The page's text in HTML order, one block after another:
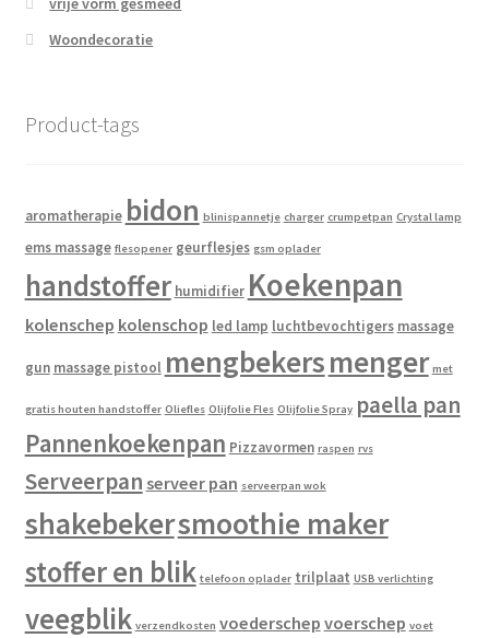
Woondecoratie
Product-tags
aromatherapie bidon blinispannetje charger crumpetpan Crystal lamp
ems massage flesopener geurflesjes gsm oplader
handstoffer humidifier Koekenpan
kolenschep kolenschop led lamp luchtbevochtigers massage
gun massage pistool mengbekersmenger met
gratis houten handstoffer Oliefles Olijfolie Fles Olijfolie Spray paella pan
Pannenkoekenpan Pizzavormen raspen rvs
Serveerpan serveer pan serveerpan wok
shakebekersmoothie maker
stoffer en blik telefoon oplader trilplaat USB verlichting
veegblik verzendkosten voederschep voerschep voet